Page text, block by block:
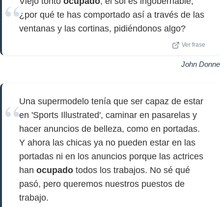
¿por qué te has comportado así a través de las
ventanas y las cortinas, pidiéndonos algo?
Ver frase
John Donne
Una supermodelo tenía que ser capaz de estar
en 'Sports Illustrated', caminar en pasarelas y
hacer anuncios de belleza, como en portadas.
Y ahora las chicas ya no pueden estar en las
portadas ni en los anuncios porque las actrices
han ocupado todos los trabajos. No sé qué
pasó, pero queremos nuestros puestos de
trabajo.